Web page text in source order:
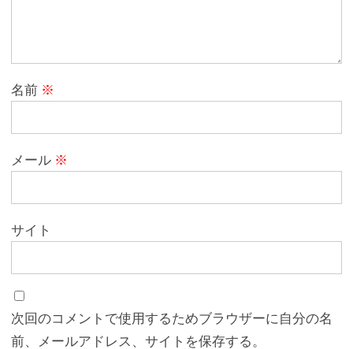
名前 ※
メール ※
サイト
次回のコメントで使用するためブラウザーに自分の名
前、メールアドレス、サイトを保存する。